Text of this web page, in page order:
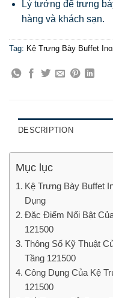
Lý tưởng để trưng
hàng và khách sạn.
Tag: Kệ Trưng Bày Buffet
DESCRIPTION
Mục lục
Kệ Trưng Bày Buffet
Dụng
Đặc Điểm Nổi Bật
121500
Thông Số Kỹ Thuật
Tầng 121500
Công Dụng Của Kệ
121500